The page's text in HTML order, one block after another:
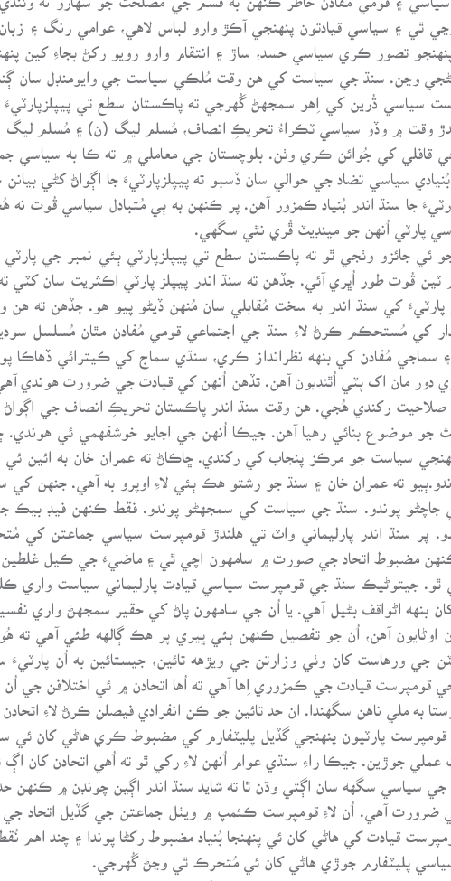
۽ سياسي قيادتون پنهنجي آڪڙ وارو لباس لاهي، عوامي رنگ ۽ زبان
تصور ڪري سياسي حسد، ساڙ ۽ انتقام وارو رويو رکڻ بجاءِ کين
وڃن. سنڌ جي سياست کي هن وقت مُلڪي سياست جي وايومنڊل سان ڳنڍڻ
سياسي ڌُرين کي اِهو سمجهڻ گُهرجي ته پاڪستان سطع تي
ايندڙ وقت ۾ وڏو سياسي ٽڪراءُ تحريڪِ انصاف، مُسلم ليگ (ن) ۽ مُسلم
جي قافلي کي جُوائن ڪري وٺن. بلوچستان جي معاملي ۾ ته ڪا به سياسي
سياسي تضاد جي حوالي سان ڏسبو ته پيپلزپارٽيءَ جا اڳواڻ کڻي بيانن
جا سنڌ اندر بُنياد ڪمزور آهن. پر ڪنهن به ٻي مُتبادل سياسي قُوت نه
پارٽي اُنهن جو مينڊيٽ ڦُري نٿي سگهي.
2013ع وارين چونڊن جو ئي جائزو وٺجي ٿو ته پاڪستان سطع تي پيپلزپارٽي ٻئي
قُوت طور اُڀري آئي. جڏهن ته سنڌ اندر پيپلز پارٽي اڪثريت سان کٽي ته
پارٽيءَ کي سنڌ اندر به سخت مُقابلي سان مُنهن ڏيڻو پيو هو. جڏهن ته هن
کي مُستحڪم ڪرڻ لاءِ سنڌ جي اجتماعي قومي مُفادن مٿان مُسلسل
سماجي مُفادن کي بنهه نظرانداز ڪري، سنڌي سماج کي ڪيترائي ڏهاڪا
دور مان اک پٽي اُٿنديون آهن. تڏهن اُنهن کي قيادت جي ضرورت هوندي
صلاحيت رکندي هُجي. هن وقت سنڌ اندر پاڪستان تحريڪِ انصاف جي اڳواڻ
جو موضوع بنائي رهيا آهن. جيڪا اُنهن جي اجايو خوشفهمي ئي هوندي.
پنهنجي سياست جو مرڪز پنجاب کي رکندي. ڇاڪاڻ ته عمران خان به ائين
ته عمران خان ۽ سنڌ جو رشتو هڪ ٻئي لاءِ اوپرو به آهي. جنهن
جاچڻو پوندو. سنڌ جي سياست کي سمجهڻو پوندو. فقط ڪنهن فيڊ بيڪ
پر سنڌ اندر پارليماني واٽ تي هلندڙ قومپرست سياسي جماعتن
مضبوط اتحاد جي صورت ۾ سامهون اچي ٿي ۽ ماضيءَ جي ڪيل
ٿو. جيتوڻيڪ سنڌ جي قومپرست سياسي قيادت پارليماني سياست واري
بنهه اڻواقف بڻيل آهي. يا اُن جي سامهون پاڻ کي حقير سمجهڻ واري
آهن، اُن جو تفصيل ڪنهن ٻئي ڀيري پر هڪ ڳالهه طئي آهي ته هُو
جي ورهاست کان وٺي وزارتن جي ويڙهه تائين، جيستائين به اُن پارٽيءَ
قومپرست قيادت جي ڪمزوري اِها آهي ته اُها اتحادن ۾ ئي اختلافن جي
به ملي ناهن سگهندا. ان حد تائين جو ڪن انفرادي فيصلن ڪرڻ لاءِ اتحادن
قومپرست پارٽيون پنهنجي گڏيل پليٽفارم کي مضبوط ڪري هاڻي کان
جوڙين. جيڪا راءِ سنڌي عوام اُنهن لاءِ رکي ٿو ته اُهي اتحادن کان
سياسي سگهه سان اڳتي وڌن ٿا ته شايد سنڌ اندر اڳين چونڊن ۾ ڪنهن حد
آهي. اُن لاءِ قومپرست ڪئمپ ۾ ويٺل جماعتن جي گڏيل اتحاد
قيادت کي هاڻي کان ئي پنهنجا بُنياد مضبوط رکڻا پوندا ۽ چند اهم